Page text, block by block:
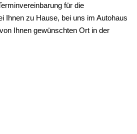
für die
Ihnen zu Hause, bei uns im Autohaus
Ihnen gewünschten Ort in der